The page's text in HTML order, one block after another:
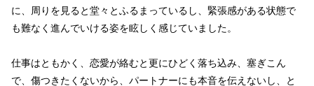
に、周りを見ると堂々とふるまっているし、緊張感がある状態で
も難なく進んでいける姿を眩しく感じていました。
仕事はともかく、恋愛が絡むと更にひどく落ち込み、塞ぎこん
で、傷つきたくないから、パートナーにも本音を伝えないし、と